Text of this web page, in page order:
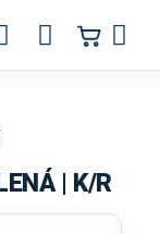
| K/R